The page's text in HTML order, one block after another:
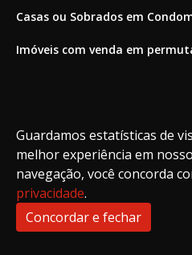
Guardamos estatísticas de
melhor experiência em
navegação, você concorda
privacidade.
Concordar e fechar
Casas ou Sobrados em
Imóveis com venda em
Casa com piscina
Apartamento com piscina
Condomínio fechado